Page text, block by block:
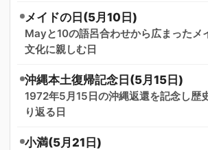
メイドの日(5月10日)
Mayと10の語呂合わせから広まったメ
文化に親しむ日
沖縄本土復帰記念日(5月15日)
1972年5月15日の沖縄返還を記念し歴
り返る日
小満(5月21日)